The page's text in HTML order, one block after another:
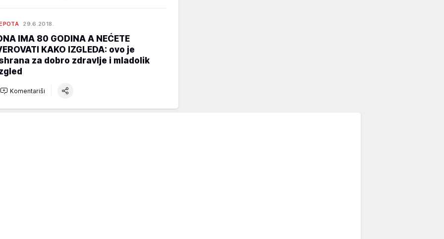
29.6.2018.
IMA 80 GODINA A NEĆETE
KAKO IZGLEDA: ovo je
za dobro zdravlje i mladolik
Komentariši